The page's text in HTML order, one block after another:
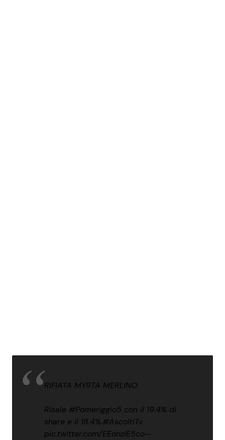
RIFIATA MYRTA MERLINO
Risale #Pomeriggio5 con il 19.4% di
share e il 18.4%.#AscoltiTv
pic.twitter.com/EEonziE5co—